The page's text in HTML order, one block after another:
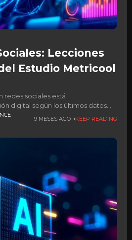
Lecciones
Estudio Metricool
redes sociales está
digital según los últimos datos
9 MESES AGO KEEP READING